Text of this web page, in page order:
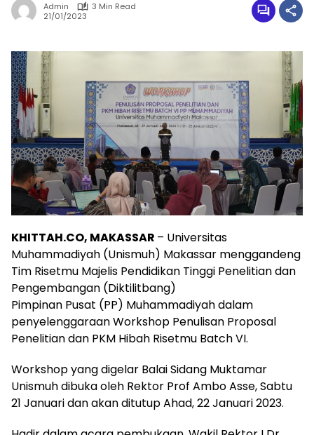
Admin
3 Min Read
21/01/2023
KHITTAH.CO, MAKASSAR – Universitas
Muhammadiyah (Unismuh) Makassar menggandeng
Tim Risetmu Majelis Pendidikan Tinggi Penelitian dan
Pengembangan (Diktilitbang)
Pimpinan Pusat (PP) Muhammadiyah dalam
penyelenggaraan Workshop Penulisan Proposal
Penelitian dan PKM Hibah Risetmu Batch VI.
Workshop yang digelar Balai Sidang Muktamar
Unismuh dibuka oleh Rektor Prof Ambo Asse, Sabtu
21 Januari dan akan ditutup Ahad, 22 Januari 2023.